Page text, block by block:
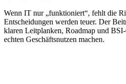
Wenn IT nur „funktioniert“, fehlt die
Entscheidungen werden teuer. Der
klaren Leitplanken, Roadmap und
echten Geschäftsnutzen machen.